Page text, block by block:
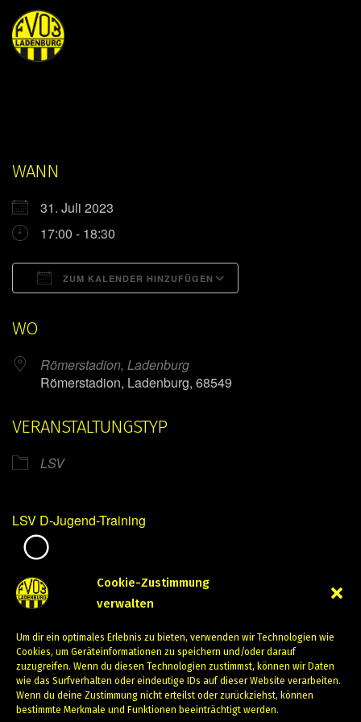
Cookie-Zustimmung
verwalten
Um dir ein optimales Erlebnis zu bieten, verwenden wir Technologien wie
Cookies, um Geräteinformationen zu speichern und/oder darauf
zuzugreifen. Wenn du diesen Technologien zustimmst, können wir Daten
wie das Surfverhalten oder eindeutige IDs auf dieser Website verarbeiten.
Wenn du deine Zustimmung nicht erteilst oder zurückziehst, können
bestimmte Merkmale und Funktionen beeinträchtigt werden.
WANN
31. Juli 2023
17:00 - 18:30
ZUM KALENDER HINZUFÜGEN
WO
Römerstadion, Ladenburg
Römerstadion, Ladenburg, 68549
VERANSTALTUNGSTYP
LSV
LSV D-Jugend-Training
Juli 31, 2023
PREVIOUS